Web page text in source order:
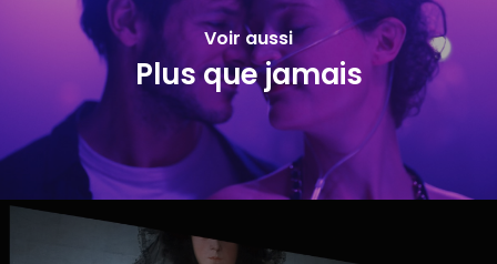
Voir aussi
Plus que jamais